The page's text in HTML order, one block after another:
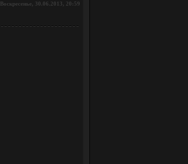
Воскресенье, 30.06.2013, 20:59